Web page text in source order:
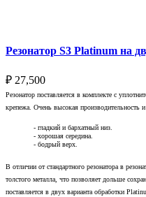
Резонатор S3 Platinum на
₽ 27,500
Резонатор поставляется в комплекте с
крепежа. Очень высокая производительность и
- гладкий и бархатный низ.
- хорошая середина.
- бодрый верх.
В отличии от стандартного резонатора в
толстого металла, что позволяет дольше
поставляется в двух варианта обработки